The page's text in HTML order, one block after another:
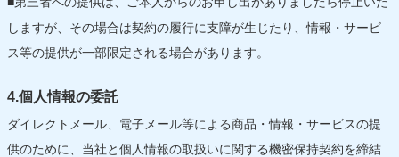
しますが、その場合は契約の履行に支障が生じたり、情報・サービ
ス等の提供が一部限定される場合があります。
4.個人情報の委託
ダイレクトメール、電子メール等による商品・情報・サービスの提
供のために、当社と個人情報の取扱いに関する機密保持契約を締結